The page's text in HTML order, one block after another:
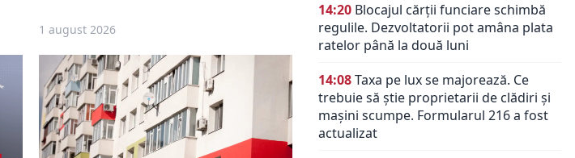
1 august 2026
14:20 Blocajul cărții funciare schimbă
regulile. Dezvoltatorii pot amâna plata
ratelor până la două luni
14:08Taxa pe lux se majorează. Ce
trebuie să știe proprietarii de clădiri și
mașini scumpe. Formularul 216 a fost
actualizat